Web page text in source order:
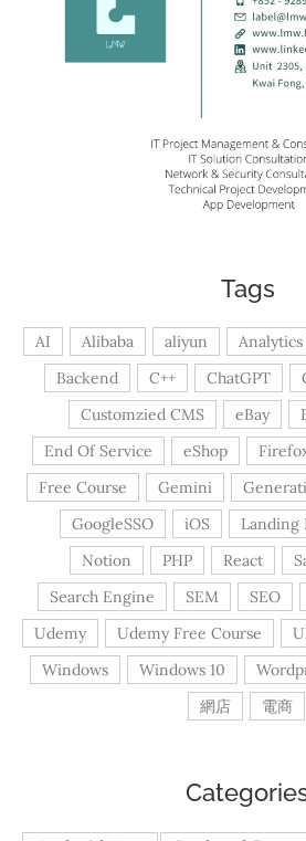
Tags
AI Alibaba aliyun
Backend
C++ ChatGPT
Customzied CMS
eBay
End Of Service
eShop
Free Course
Gemini
GoogleSSO
iOS Landing
Notion
PHP React
Search Engine
SEM SEO
Udemy
Udemy Free Course
Windows
Windows 10
網店
電商